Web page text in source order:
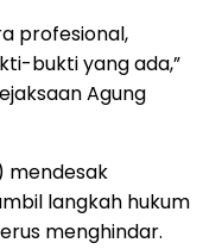
profesional,
bukti yang ada,”
Agung
mendesak
langkah hukum
menghindar.